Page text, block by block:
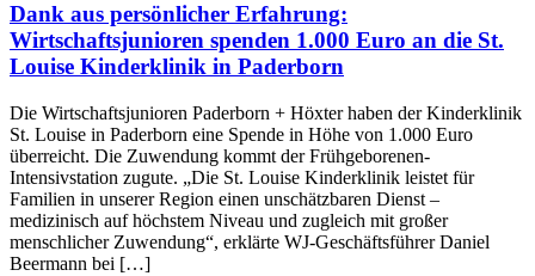
Dank aus persönlicher Erfahrung:
Wirtschaftsjunioren spenden 1.000 Euro an die St.
Louise Kinderklinik in Paderborn
Die Wirtschaftsjunioren Paderborn + Höxter haben der Kinderklinik
St. Louise in Paderborn eine Spende in Höhe von 1.000 Euro
überreicht. Die Zuwendung kommt der Frühgeborenen-
Intensivstation zugute. „Die St. Louise Kinderklinik leistet für
Familien in unserer Region einen unschätzbaren Dienst –
medizinisch auf höchstem Niveau und zugleich mit großer
menschlicher Zuwendung“, erklärte WJ-Geschäftsführer Daniel
Beermann bei […]